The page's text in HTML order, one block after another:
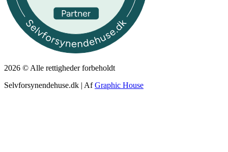
2026 © Alle rettigheder forbeholdt
Selvforsynendehuse.dk | AfGraphic House